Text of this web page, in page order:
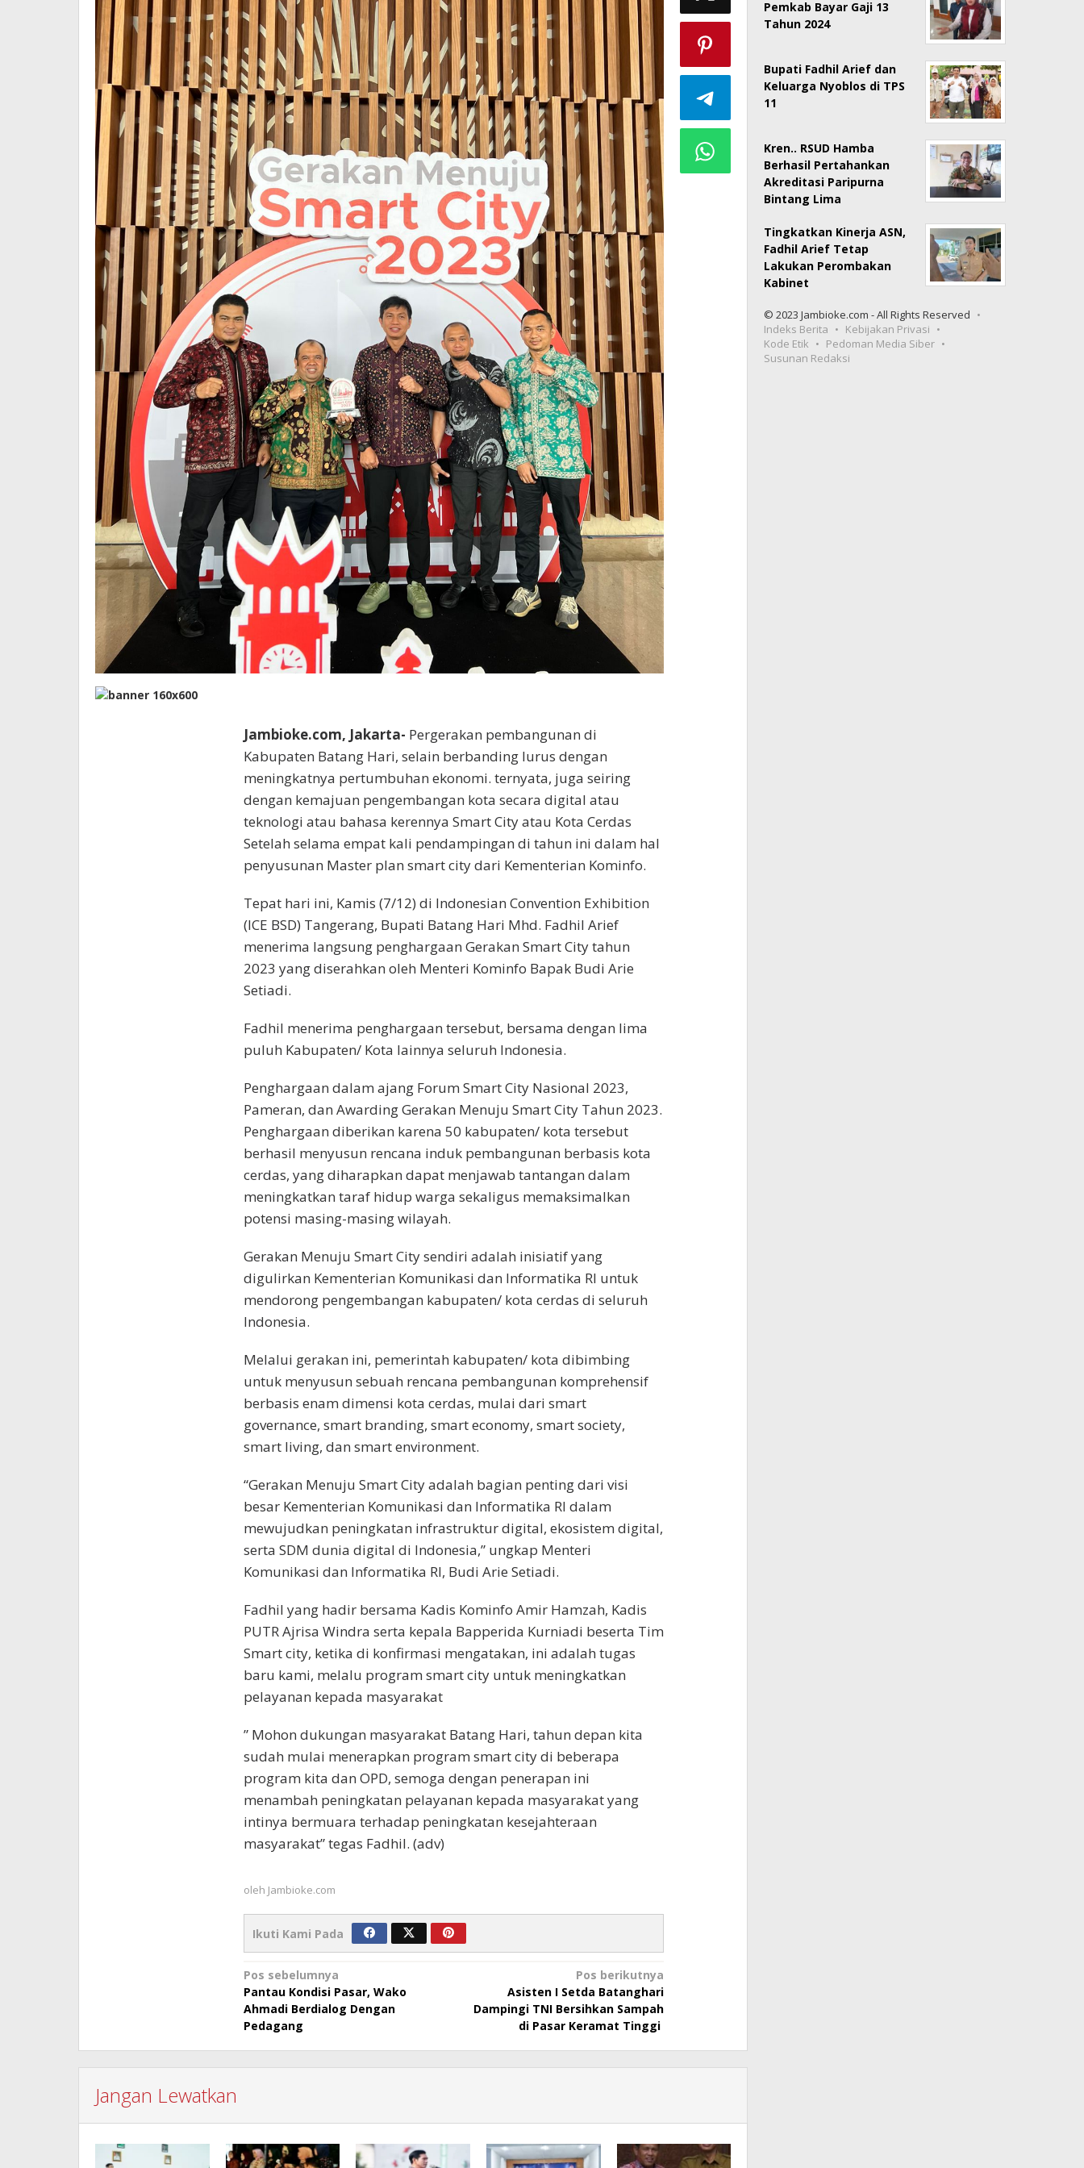
Jambioke.com, Jakarta- Pergerakan pembangunan di
Kabupaten Batang Hari, selain berbanding lurus dengan
meningkatnya pertumbuhan ekonomi. ternyata, juga seiring
dengan kemajuan pengembangan kota secara digital atau
teknologi atau bahasa kerennya Smart City atau Kota Cerdas
Setelah selama empat kali pendampingan di tahun ini dalam hal
penyusunan Master plan smart city dari Kementerian Kominfo.
Tepat hari ini, Kamis (7/12) di Indonesian Convention Exhibition
(ICE BSD) Tangerang, Bupati Batang Hari Mhd. Fadhil Arief
menerima langsung penghargaan Gerakan Smart City tahun
2023 yang diserahkan oleh Menteri Kominfo Bapak Budi Arie
Setiadi.
Fadhil menerima penghargaan tersebut, bersama dengan lima
puluh Kabupaten/ Kota lainnya seluruh Indonesia.
Penghargaan dalam ajang Forum Smart City Nasional 2023,
Pameran, dan Awarding Gerakan Menuju Smart City Tahun 2023.
Penghargaan diberikan karena 50 kabupaten/ kota tersebut
berhasil menyusun rencana induk pembangunan berbasis kota
cerdas, yang diharapkan dapat menjawab tantangan dalam
meningkatkan taraf hidup warga sekaligus memaksimalkan
potensi masing-masing wilayah.
Gerakan Menuju Smart City sendiri adalah inisiatif yang
digulirkan Kementerian Komunikasi dan Informatika RI untuk
mendorong pengembangan kabupaten/ kota cerdas di seluruh
Indonesia.
Melalui gerakan ini, pemerintah kabupaten/ kota dibimbing
untuk menyusun sebuah rencana pembangunan komprehensif
berbasis enam dimensi kota cerdas, mulai dari smart
governance, smart branding, smart economy, smart society,
smart living, dan smart environment.
“Gerakan Menuju Smart City adalah bagian penting dari visi
besar Kementerian Komunikasi dan Informatika RI dalam
mewujudkan peningkatan infrastruktur digital, ekosistem digital,
serta SDM dunia digital di Indonesia,” ungkap Menteri
Komunikasi dan Informatika RI, Budi Arie Setiadi.
Fadhil yang hadir bersama Kadis Kominfo Amir Hamzah, Kadis
PUTR Ajrisa Windra serta kepala Bapperida Kurniadi beserta Tim
Smart city, ketika di konfirmasi mengatakan, ini adalah tugas
baru kami, melalu program smart city untuk meningkatkan
pelayanan kepada masyarakat
” Mohon dukungan masyarakat Batang Hari, tahun depan kita
sudah mulai menerapkan program smart city di beberapa
program kita dan OPD, semoga dengan penerapan ini
menambah peningkatan pelayanan kepada masyarakat yang
intinya bermuara terhadap peningkatan kesejahteraan
masyarakat” tegas Fadhil. (adv)
oleh Jambioke.com
Ikuti Kami Pada
Navigasi
pos
Pos sebelumnya
Pantau Kondisi Pasar, Wako
Ahmadi Berdialog Dengan
Pedagang
Pos berikutnya
Asisten I Setda Batanghari
Dampingi TNI Bersihkan Sampah
di Pasar Keramat Tinggi
Jangan Lewatkan
Pemkab Bayar Gaji 13
Tahun 2024
Bupati Fadhil Arief dan
Keluarga Nyoblos di TPS
11
Kren.. RSUD Hamba
Berhasil Pertahankan
Akreditasi Paripurna
Bintang Lima
Tingkatkan Kinerja ASN,
Fadhil Arief Tetap
Lakukan Perombakan
Kabinet
© 2023 Jambioke.com - All Rights Reserved
Indeks Berita
Kebijakan Privasi
Kode Etik
Pedoman Media Siber
Susunan Redaksi